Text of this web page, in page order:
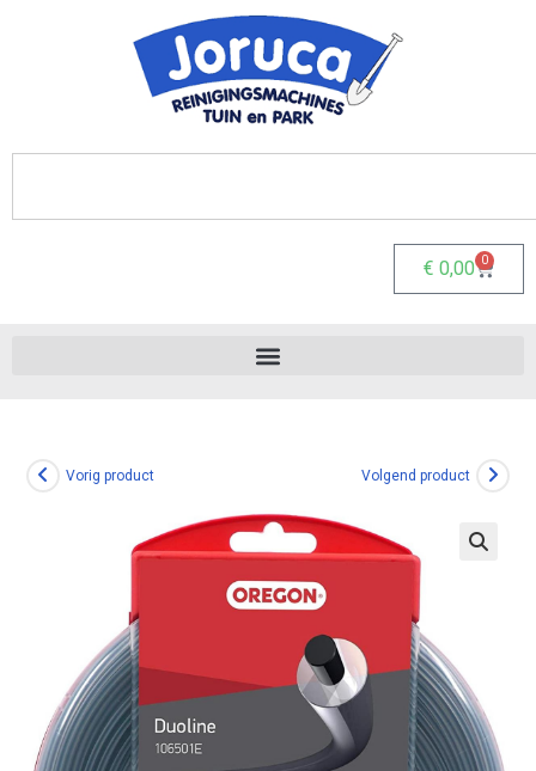
€ 0,00 0
Vorig product Volgend product